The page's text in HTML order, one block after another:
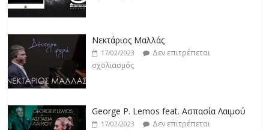
George P. Lemos feat. Ασπασία Λαιμού
17/02/2023
Δεν επιτρέπεται
σχολιασμός
Μάριος Δαρβίρας
17/02/2023
Δεν επιτρέπεται